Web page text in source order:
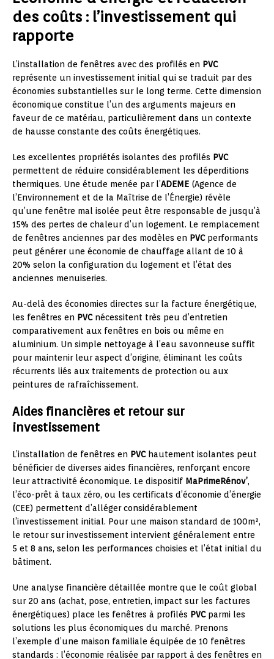
des coûts : l’investissement qui
rapporte
L’installation de fenêtres avec des profilés en PVC
représente un investissement initial qui se traduit par des
économies substantielles sur le long terme. Cette dimension
économique constitue l’un des arguments majeurs en
faveur de ce matériau, particulièrement dans un contexte
de hausse constante des coûts énergétiques.
Les excellentes propriétés isolantes des profilés PVC
permettent de réduire considérablement les déperditions
thermiques. Une étude menée par l’ADEME (Agence de
l’Environnement et de la Maîtrise de l’Énergie) révèle
qu’une fenêtre mal isolée peut être responsable de jusqu’à
15% des pertes de chaleur d’un logement. Le remplacement
de fenêtres anciennes par des modèles en PVCperformants
peut générer une économie de chauffage allant de 10 à
20% selon la configuration du logement et l’état des
anciennes menuiseries.
Au-delà des économies directes sur la facture énergétique,
les fenêtres en PVCnécessitent très peu d’entretien
comparativement aux fenêtres en bois ou même en
aluminium. Un simple nettoyage à l’eau savonneuse suffit
pour maintenir leur aspect d’origine, éliminant les coûts
récurrents liés aux traitements de protection ou aux
peintures de rafraîchissement.
Aides financières et retour sur
investissement
L’installation de fenêtres en PVChautement isolantes peut
bénéficier de diverses aides financières, renforçant encore
leur attractivité économique. Le dispositif MaPrimeRénov’,
l’éco-prêt à taux zéro, ou les certificats d’économie d’énergie
(CEE) permettent d’alléger considérablement
l’investissement initial. Pour une maison standard de 100m²,
le retour sur investissement intervient généralement entre
5 et 8 ans, selon les performances choisies et l’état initial du
bâtiment.
Une analyse financière détaillée montre que le coût global
sur 20 ans (achat, pose, entretien, impact sur les factures
énergétiques) place les fenêtres à profilés PVCparmi les
solutions les plus économiques du marché. Prenons
l’exemple d’une maison familiale équipée de 10 fenêtres
standards : l’économie réalisée par rapport à des fenêtres en